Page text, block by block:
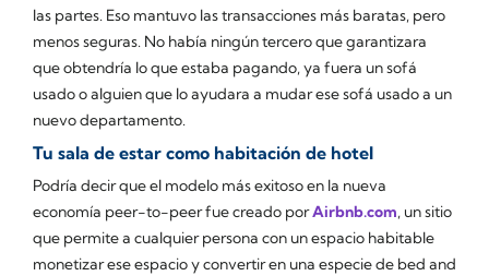
las partes. Eso mantuvo las transacciones más baratas, pero
menos seguras. No había ningún tercero que garantizara
que obtendría lo que estaba pagando, ya fuera un sofá
usado o alguien que lo ayudara a mudar ese sofá usado a un
nuevo departamento.
Tu sala de estar como habitación de hotel
Podría decir que el modelo más exitoso en la nueva
economía peer-to-peer fue creado porAirbnb.com, un sitio
que permite a cualquier persona con un espacio habitable
monetizar ese espacio y convertir en una especie de bed and